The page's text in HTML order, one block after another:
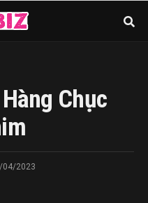
Chục
04/2023